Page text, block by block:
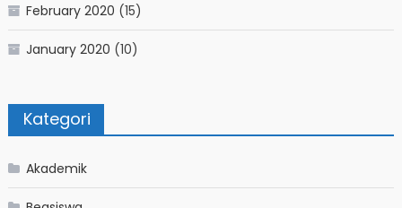
February 2020 (15)
January 2020 (10)
Kategori
Akademik